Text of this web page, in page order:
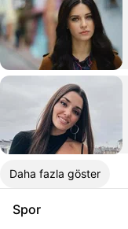
Daha fazla göster
Spor